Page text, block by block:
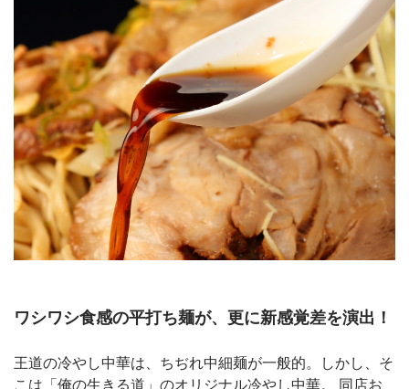
ワシワシ食感の平打ち麺が、更に新感覚差を演出！
王道の冷やし中華は、ちぢれ中細麺が一般的。しかし、そ
こは「俺の生きる道」のオリジナル冷やし中華。 同店お